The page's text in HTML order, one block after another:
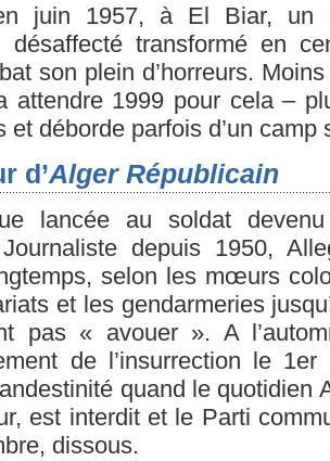
juin 1957, à El Biar, un
désaffecté transformé en
son plein d’horreurs.
attendre 1999 pour cela –
et déborde parfois d’un camp
d’Alger Républicain
lancée au soldat
depuis 1950,
selon les mœurs
et les gendarmeries
pas « avouer ». A
de l’insurrection le
quand le quotidien
est interdit et le Parti
dissous.